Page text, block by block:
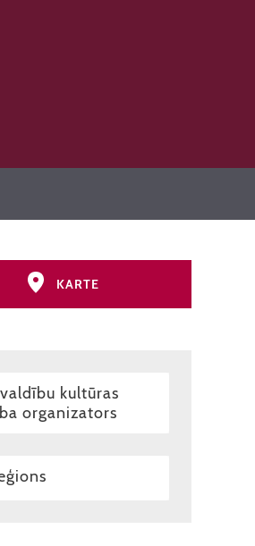
KARTE
kultūras
organizators